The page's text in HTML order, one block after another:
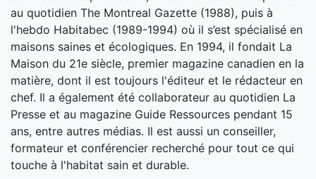
au quotidien The Montreal Gazette (1988), puis à
l'hebdo Habitabec (1989-1994) où il s’est spécialisé en
maisons saines et écologiques. En 1994, il fondait La
Maison du 21e siècle, premier magazine canadien en la
matière, dont il est toujours l'éditeur et le rédacteur en
chef. Il a également été collaborateur au quotidien La
Presse et au magazine Guide Ressources pendant 15
ans, entre autres médias. Il est aussi un conseiller,
formateur et conférencier recherché pour tout ce qui
touche à l'habitat sain et durable.